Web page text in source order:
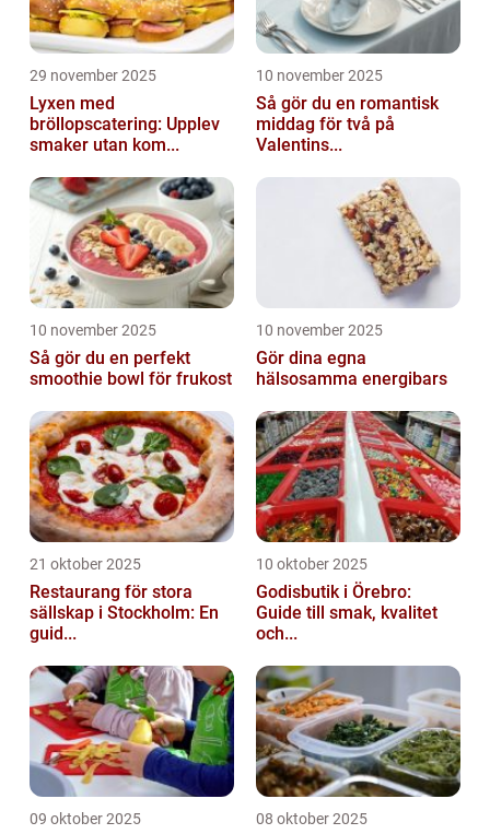
29 november 2025
Lyxen med
bröllopscatering: Upplev
smaker utan kom...
10 november 2025
Så gör du en romantisk
middag för två på
Valentins...
10 november 2025
Så gör du en perfekt
smoothie bowl för frukost
10 november 2025
Gör dina egna
hälsosamma energibars
21 oktober 2025
Restaurang för stora
sällskap i Stockholm: En
guid...
10 oktober 2025
Godisbutik i Örebro:
Guide till smak, kvalitet
och...
09 oktober 2025 08 oktober 2025